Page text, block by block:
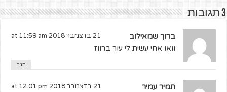
3 תגובות
ברוך שמאילוב 21 בדצמבר 2018 at 11:59 am
וואו אחי עשית לי עור ברווז
הגב
תמיר עמיר 21 בדצמבר 2018 at 12:01 pm